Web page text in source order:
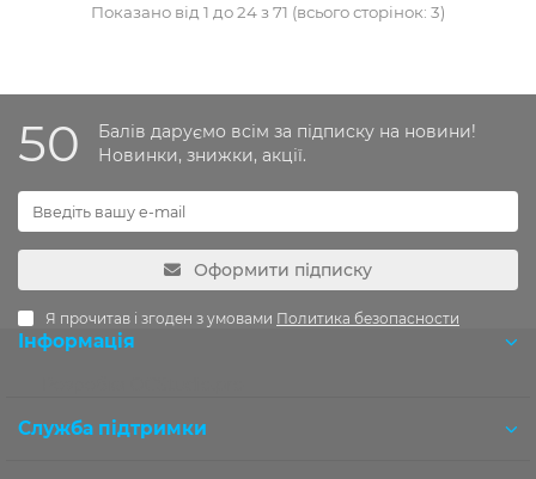
Показано від 1 до 24 з 71 (всього сторінок: 3)
50
Балів даруємо всім за підписку на новини!
Новинки, знижки, акції.
Оформити підписку
Я прочитав і згоден з умовами Политика безопасности
Інформація
Служба підтримки